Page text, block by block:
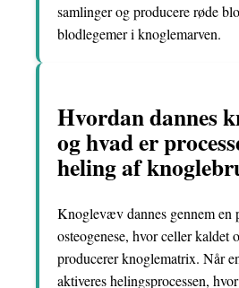
samlinger og producere røde
blodlegemer i knoglemarven.
Hvordan dannes
og hvad er
heling af
Knoglevæv dannes gennem en
osteogenese, hvor celler kaldet
producerer knoglematrix. Når
aktiveres helingsprocessen,